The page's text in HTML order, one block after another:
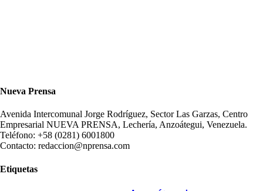
Nueva Prensa
Avenida Intercomunal Jorge Rodríguez, Sector Las Garzas, Centro
Empresarial NUEVA PRENSA, Lechería, Anzoátegui, Venezuela.
Teléfono: +58 (0281) 6001800
Contacto: redaccion@nprensa.com
Etiquetas